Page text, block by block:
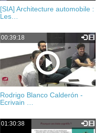
[SIA] Architecture automobile :
Les…
00:39:18
Rodrigo Blanco Calderón -
Ecrivain …
01:30:38